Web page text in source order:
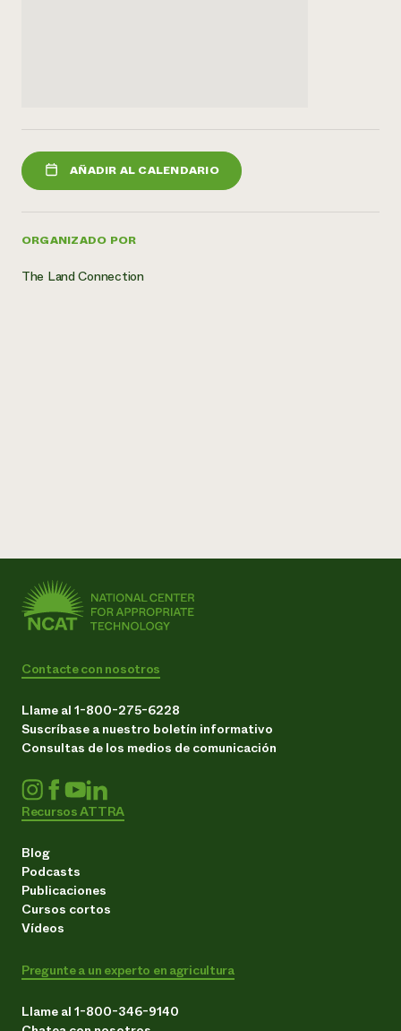
AÑADIR AL CALENDARIO
ORGANIZADO POR
The Land Connection
Contacte con nosotros
Llame al 1-800-275-6228
Suscríbase a nuestro boletín informativo
Consultas de los medios de comunicación
Recursos ATTRA
Blog
Podcasts
Publicaciones
Cursos cortos
Vídeos
Pregunte a un experto en agricultura
Llame al 1-800-346-9140